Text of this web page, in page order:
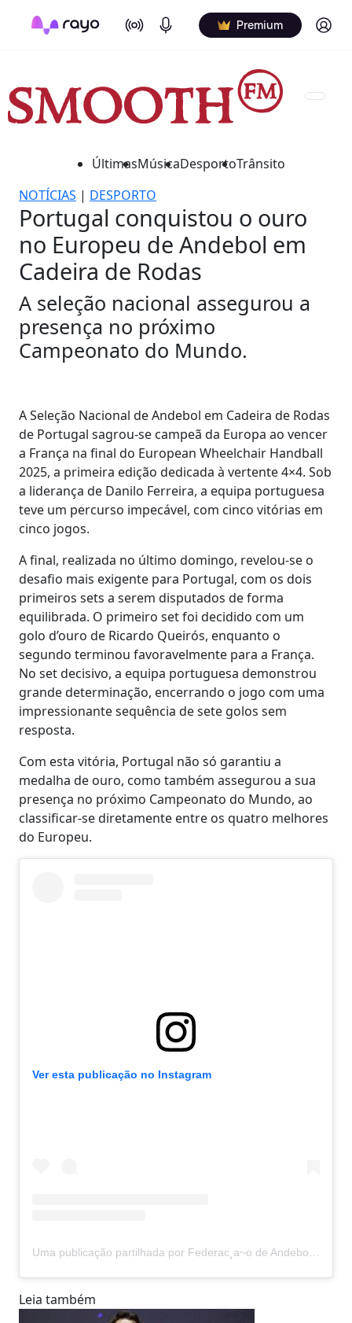
On Air Podcasts Premium Log in
ÚltimasMúsicaDesportoTrânsito
NOTÍCIAS | DESPORTO
Portugal conquistou o ouro
no Europeu de Andebol em
Cadeira de Rodas
A seleção nacional assegurou a
presença no próximo
Campeonato do Mundo.
A Seleção Nacional de Andebol em Cadeira de Rodas
de Portugal sagrou-se campeã da Europa ao vencer
a França na final do European Wheelchair Handball
2025, a primeira edição dedicada à vertente 4×4. Sob
a liderança de Danilo Ferreira, a equipa portuguesa
teve um percurso impecável, com cinco vitórias em
cinco jogos.
A final, realizada no último domingo, revelou-se o
desafio mais exigente para Portugal, com os dois
primeiros sets a serem disputados de forma
equilibrada. O primeiro set foi decidido com um
golo d’ouro de Ricardo Queirós, enquanto o
segundo terminou favoravelmente para a França.
No set decisivo, a equipa portuguesa demonstrou
grande determinação, encerrando o jogo com uma
impressionante sequência de sete golos sem
resposta.
Com esta vitória, Portugal não só garantiu a
medalha de ouro, como também assegurou a sua
presença no próximo Campeonato do Mundo, ao
classificar-se diretamente entre os quatro melhores
do Europeu.
Ver esta publicação no Instagram
Leia também